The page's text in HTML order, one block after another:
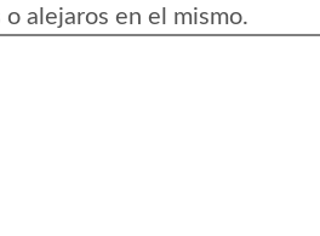
o alejaros en el mismo.